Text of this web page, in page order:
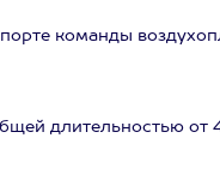
команды
длительностью от